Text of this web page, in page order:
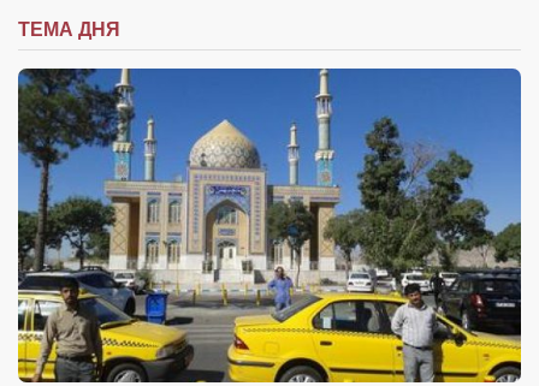
ТЕМА ДНЯ